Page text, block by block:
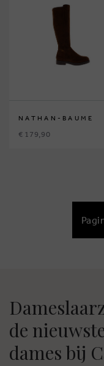
NATHAN-BAUME
€ 179,90
NAAR
de
dames bij